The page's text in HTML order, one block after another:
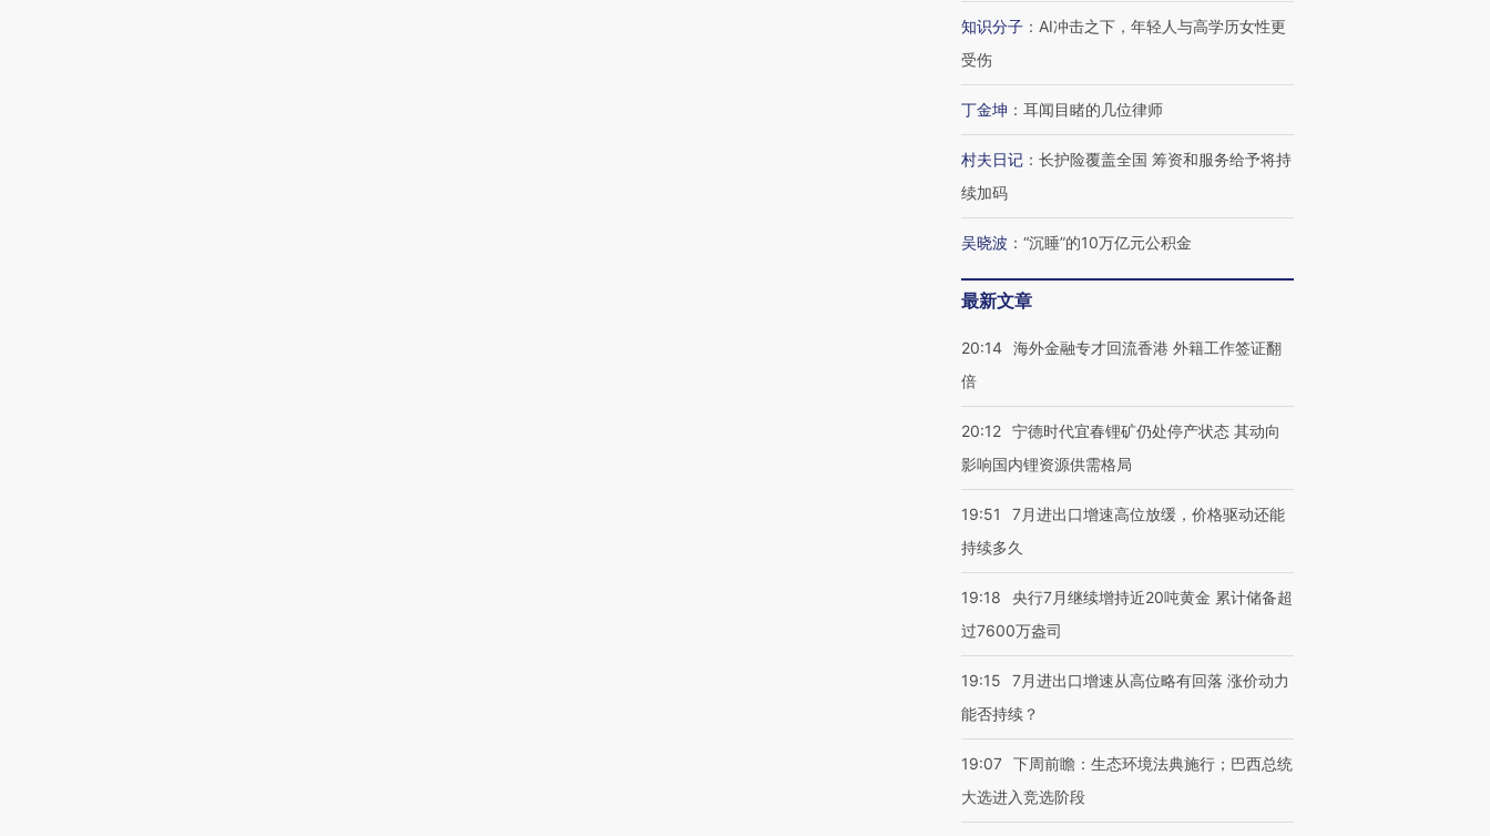
知识分子 ： AI冲击之下，年轻人与高学历女性更
受伤
丁金坤 ： 耳闻目睹的几位律师
村夫日记 ： 长护险覆盖全国 筹资和服务给予将持
续加码
吴晓波 ： “沉睡”的10万亿元公积金
最新文章
20:14 海外金融专才回流香港 外籍工作签证翻
倍
20:12 宁德时代宜春锂矿仍处停产状态 其动向
影响国内锂资源供需格局
19:51
7月进出口增速高位放缓，价格驱动还能
持续多久
19:18
央行7月继续增持近20吨黄金 累计储备超
过7600万盎司
19:15
7月进出口增速从高位略有回落 涨价动力
能否持续？
19:07 下周前瞻：生态环境法典施行；巴西总统
大选进入竞选阶段